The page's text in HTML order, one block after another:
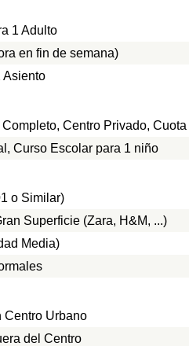
1 Adulto
en fin de semana)
Asiento
Centro Privado,
Curso Escolar para 1 niño
o Similar)
Superficie (Zara, H&M, ...)
Media)
Centro Urbano
del Centro